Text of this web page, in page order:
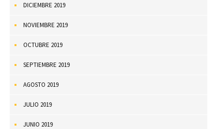
DICIEMBRE 2019
NOVIEMBRE 2019
OCTUBRE 2019
SEPTIEMBRE 2019
AGOSTO 2019
JULIO 2019
JUNIO 2019